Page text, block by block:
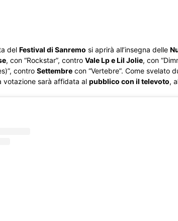
del Festival di Sanremo si aprirà all’insegna delle
, con “Rockstar”, contro Vale Lp e Lil Jolie, con
contro Settembre con “Vertebre”. Come svelato
votazione sarà affidata al pubblico con il televoto,